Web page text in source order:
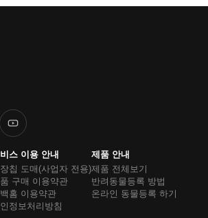
스 이용 안내
칩 도매(사업자 전용)
구매 이용약관
홈 이용약관
정보처리방침
제품 안내
제품 전체보기
반려동물등록 방법
온라인 동물등록 하기